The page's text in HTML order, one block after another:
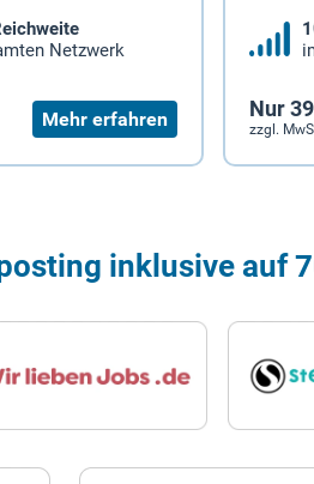
Netzwerk
Mehr erfahren Nur
zzgl.
inklusive auf